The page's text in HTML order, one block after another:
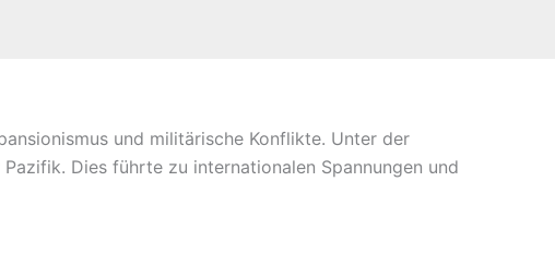
und militärische Konflikte. Unter der
Dies führte zu internationalen Spannungen und